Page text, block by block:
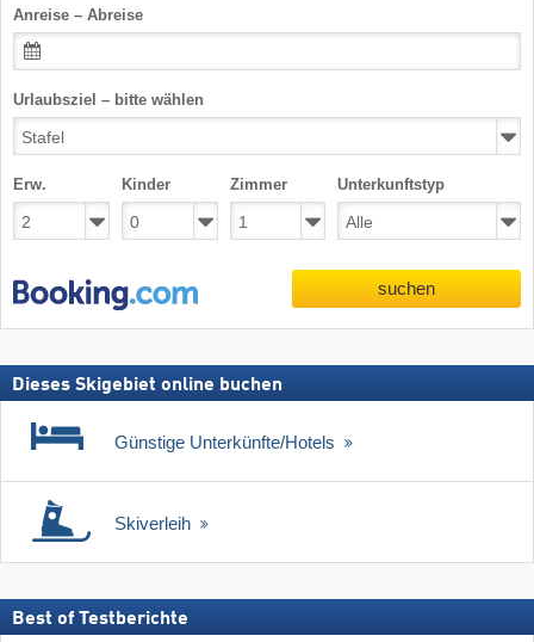
Anreise – Abreise
Urlaubsziel – bitte wählen
Erw. Kinder Zimmer Unterkunftstyp
suchen
Dieses Skigebiet online buchen
Günstige Unterkünfte/Hotels
Skiverleih
Best of Testberichte